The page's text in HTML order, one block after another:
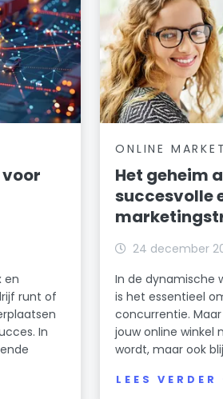
en
runt of
In
ONLINE
Het geheim
succesvolle
24 december
In de dynamische
is het essentieel
concurrentie.
jouw online winkel
wordt, maar ook
LEES VERDER